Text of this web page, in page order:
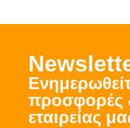
προσφορές
εταιρείας